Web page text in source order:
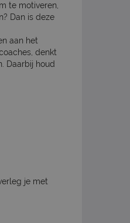
te motiveren,
Dan is deze
aan het
denkt
Daarbij houd
je met